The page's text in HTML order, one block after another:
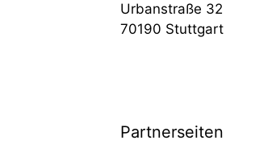
Urbanstraße 32
70190 Stuttgart
Partnerseiten